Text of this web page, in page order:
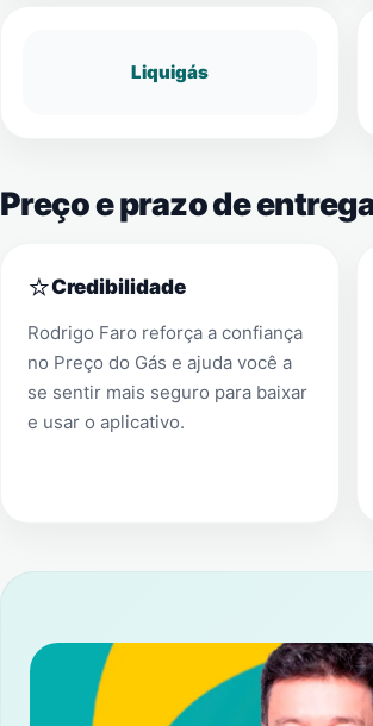
Liquigás
Preço e prazo de
⭐Credibilidade
Rodrigo Faro reforça a confiança
no Preço do Gás e ajuda você a
se sentir mais seguro para baixar
e usar o aplicativo.